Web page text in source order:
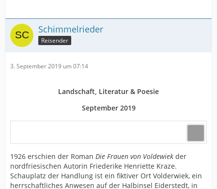
Schimmelrieder
Reisender
3. September 2019 um 07:14
Landschaft, Literatur & Poesie
September 2019
1926 erschien der Roman Die Frauen von Voldewiek der
nordfriesischen Autorin Friederike Henriette Kraze.
Schauplatz der Handlung ist ein fiktiver Ort Volderwiek, ein
herrschaftliches Anwesen auf der Halbinsel Eiderstedt, in